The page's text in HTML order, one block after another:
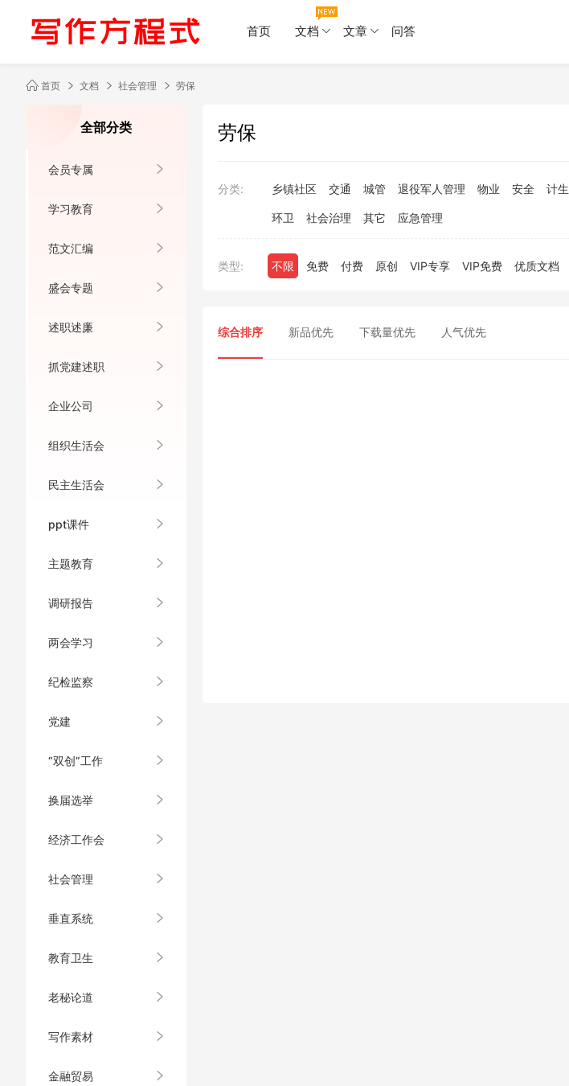
首页 文档 文章 问答
首页 文档 社会管理 劳保
全部分类
会员专属
学习教育
范文汇编
盛会专题
述职述廉
抓党建述职
企业公司
组织生活会
民主生活会
ppt课件
主题教育
调研报告
两会学习
纪检监察
党建
“双创”工作
换届选举
经济工作会
社会管理
垂直系统
教育卫生
老秘论道
写作素材
金融贸易
劳保
分类: 乡镇社区 交通 城管 退役军人管理 物业 安全 计生
环卫 社会治理 其它 应急管理
类型: 不限 免费 付费 原创 VIP专享 VIP免费 优质文档
综合排序 新品优先 下载量优先 人气优先